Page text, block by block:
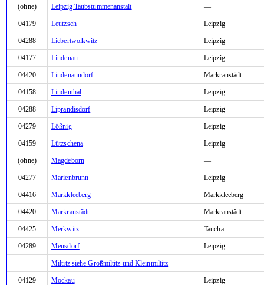
(ohne) Leipzig Taubstummenanstalt —
04179 Leutzsch Leipzig
04288 Liebertwolkwitz Leipzig
04177 Lindenau Leipzig
04420 Lindenaundorf Markranstädt
04158 Lindenthal Leipzig
04288 Liprandisdorf Leipzig
04279 Lößnig Leipzig
04159 Lützschena Leipzig
(ohne) Magdeborn —
04277 Marienbrunn Leipzig
04416 Markkleeberg Markkleeberg
04420 Markranstädt Markranstädt
04425 Merkwitz Taucha
04289 Meusdorf Leipzig
— Miltitz siehe Großmiltitz und Kleinmiltitz —
04129 Mockau Leipzig